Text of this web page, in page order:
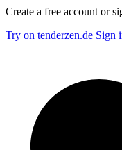
Create a free account or
Try on tenderzen.de Sign